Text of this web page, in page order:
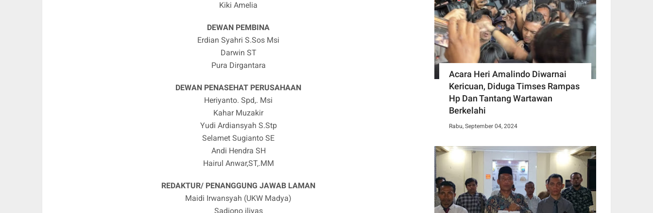
Kiki Amelia
DEWAN PEMBINA
Erdian Syahri S.Sos Msi
Darwin ST
Pura Dirgantara
DEWAN PENASEHAT PERUSAHAAN
Heriyanto. Spd,. Msi
Kahar Muzakir
Yudi Ardiansyah S.Stp
Selamet Sugianto SE
Andi Hendra SH
Hairul Anwar,ST,.MM
REDAKTUR/ PENANGGUNG JAWAB LAMAN
Maidi Irwansyah (UKW Madya)
Sadiono iliyas
Acara Heri Amalindo Diwarnai
Kericuan, Diduga Timses Rampas
Hp Dan Tantang Wartawan
Berkelahi
Rabu, September 04, 2024